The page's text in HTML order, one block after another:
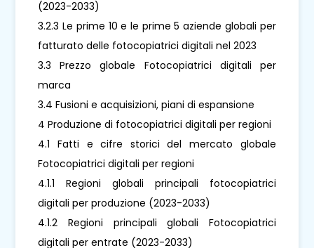
(2023-2033)
3.2.3 Le prime 10 e le prime 5 aziende globali per
fatturato delle fotocopiatrici digitali nel 2023
3.3 Prezzo globale Fotocopiatrici digitali per
marca
3.4 Fusioni e acquisizioni, piani di espansione
4 Produzione di fotocopiatrici digitali per regioni
4.1 Fatti e cifre storici del mercato globale
Fotocopiatrici digitali per regioni
4.1.1 Regioni globali principali fotocopiatrici
digitali per produzione (2023-2033)
4.1.2 Regioni principali globali Fotocopiatrici
digitali per entrate (2023-2033)